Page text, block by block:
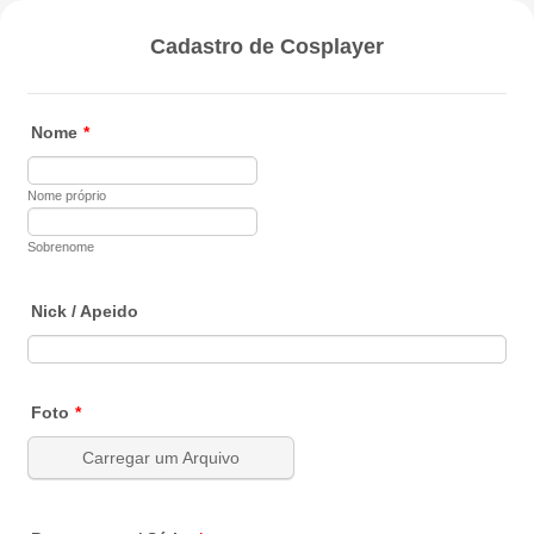
Cadastro de Cosplayer
Nome *
Nome próprio
Sobrenome
Nick / Apeido
Foto *
Carregar um Arquivo